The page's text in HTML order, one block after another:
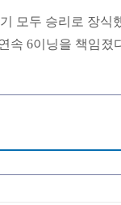
모두 승리로 장식
속 6이닝을 책임졌